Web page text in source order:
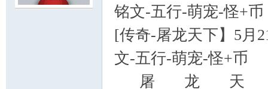
铭文-五行-萌宠-怪+币
[传奇-屠龙天下】5月
文-五行-萌宠-怪+币
屠 龙 天